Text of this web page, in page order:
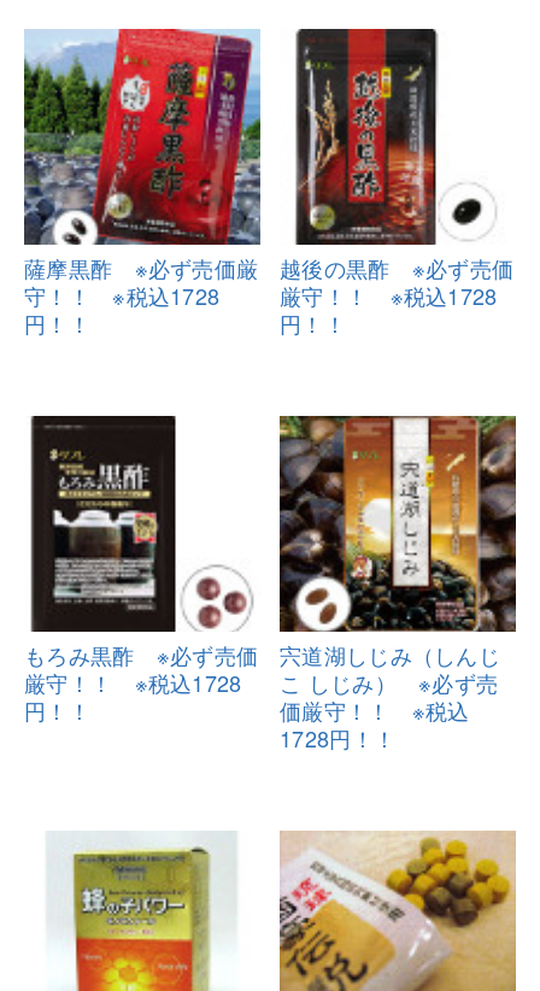
薩摩黒酢 ※必ず売価厳
守！！ ※税込1728
円！！
越後の黒酢 ※必ず売価
厳守！！ ※税込1728
円！！
もろみ黒酢 ※必ず売価
厳守！！ ※税込1728
円！！
宍道湖しじみ（しんじ
こ しじみ） ※必ず売
価厳守！！ ※税込
1728円 ！！